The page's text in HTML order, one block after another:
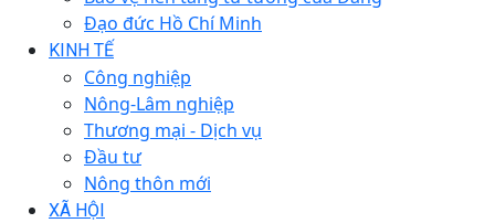
Đạo đức Hồ Chí Minh
KINH TẾ
Công nghiệp
Nông-Lâm nghiệp
Thương mại - Dịch vụ
Đầu tư
Nông thôn mới
XÃ HỘI